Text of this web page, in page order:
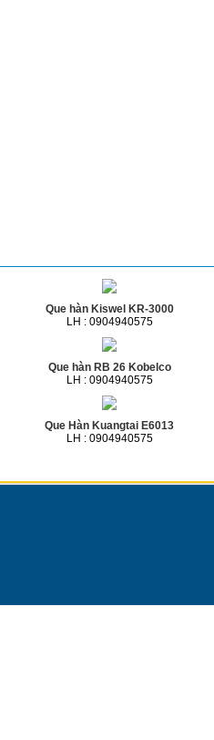
Que hàn Kiswel KR-3000
LH : 0904940575
Que hàn RB 26 Kobelco
LH : 0904940575
Que Hàn Kuangtai E6013
LH : 0904940575